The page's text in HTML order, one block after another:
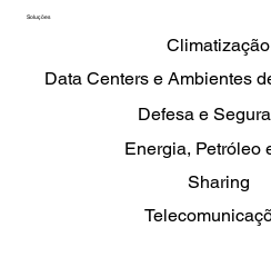
Soluções
Data Centers e Ambientes
Defesa e
Climatização
Energia, Petróleo
Sharing